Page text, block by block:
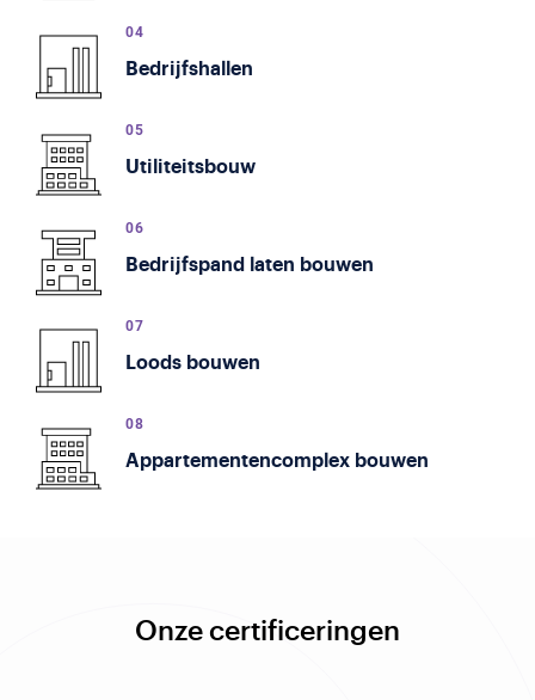
Bedrijfshallen
Utiliteits­bouw
Bedrijfspand laten bouwen
Loods bouwen
Appartementencomplex bouwen
Onze certificeringen